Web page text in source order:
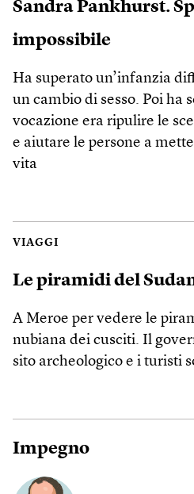
Sandra Pankhurst.
impossibile
Ha superato un’infanzia
un cambio di sesso. Poi ha
vocazione era ripulire le
e aiutare le persone a
vita
VIAGGI
Le piramidi del
A Meroe per vedere le
nubiana dei cusciti. Il
sito archeologico e i turisti
Impegno